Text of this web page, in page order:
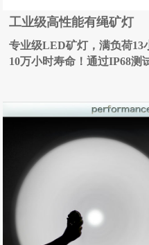
工业级高性能有绳矿灯
专业级LED矿灯，满负荷13
10万小时寿命！通过IP68测